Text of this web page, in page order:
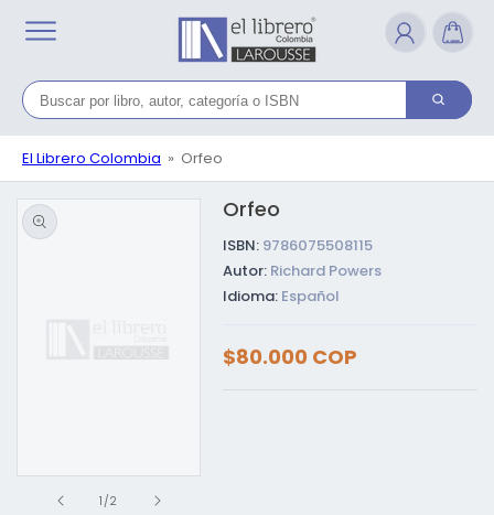
directamente
al contenido
El Librero Colombia Orfeo
Ir directamente a la
información del
elemento
1 /de
2
Orfeo
ISBN: 9786075508115
Autor: Richard Powers
Idioma: Español
Precio
habitual
$80.000 COP